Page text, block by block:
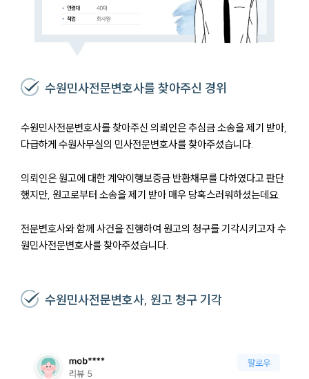
수원민사전문변호사를 찾아주신 경위
수원민사전문변호사를 찾아주신 의뢰인은 추심금 소송을 제기 받아,
다급하게 수원사무실의 민사전문변호사를 찾아주셨습니다.
의뢰인은 원고에 대한 계약이행보증금 반환채무를 다하였다고 판단
했지만, 원고로부터 소송을 제기 받아 매우 당혹스러워하셨는데요.
전문변호사와 함께 사건을 진행하여 원고의 청구를 기각시키고자 수
원민사전문변호사를 찾아주셨습니다.
수원민사전문변호사, 원고 청구 기각